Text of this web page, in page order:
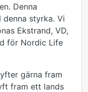
Denna
styrka. Vi
Ekstrand, VD,
för Nordic Life
gärna fram
fram ett lands